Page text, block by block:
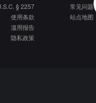
§ 2257
使用条款
滥用报告
隐私政策
常见问题
站点地图